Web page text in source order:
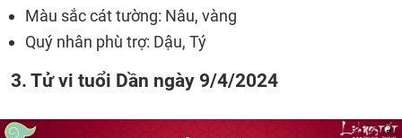
Màu sắc cát tường: Nâu, vàng
Quý nhân phù trợ: Dậu, Tý
3. Tử vi tuổi Dần ngày 9/4/2024